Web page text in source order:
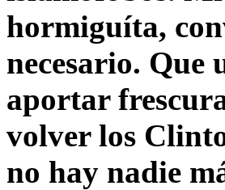
hormiguíta,
necesario. Que
aportar
volver los
no hay nadie